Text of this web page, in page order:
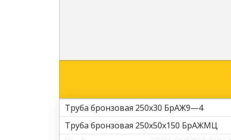
Труба бронзовая 250х30 БрАЖ9—4
Труба бронзовая 250х50х150 БрАЖМЦ